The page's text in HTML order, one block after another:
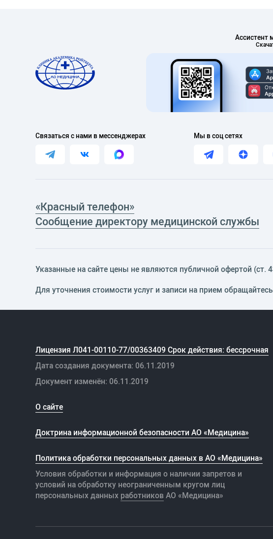
Ассистент
Связаться с нами в мессенджерах Мы в соц сетях
«Красный телефон»
Сообщение директору медицинской службы
Указанные на сайте цены не являются публичной офертой (ст.
Для уточнения стоимости услуг и записи на прием
Лицензия Л041-00110-77/00363409 Срок действия: бессрочная
Дата создания документа: 06.11.2019
Документ изменён: 06.11.2019
О сайте
Доктрина информационной безопасности АО «Медицина»
Политика обработки персональных данных в АО «Медицина»
Условия обработки и информация о наличии запретов и
условий на обработку неограниченным кругом лиц
персональных данных работниковАО «Медицина»